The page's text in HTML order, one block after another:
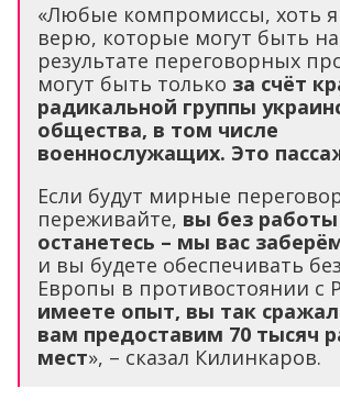
«Любые компромиссы, хоть я
верю, которые могут быть
результате переговорных
могут быть только за счёт
радикальной группы
общества, в том числе
военнослужащих. Это
Если будут мирные
переживайте, вы без работы
останетесь – мы вас
и вы будете обеспечивать
Европы в противостоянии с
имеете опыт, вы так
вам предоставим 70 тысяч
мест», – сказал Килинкаров.